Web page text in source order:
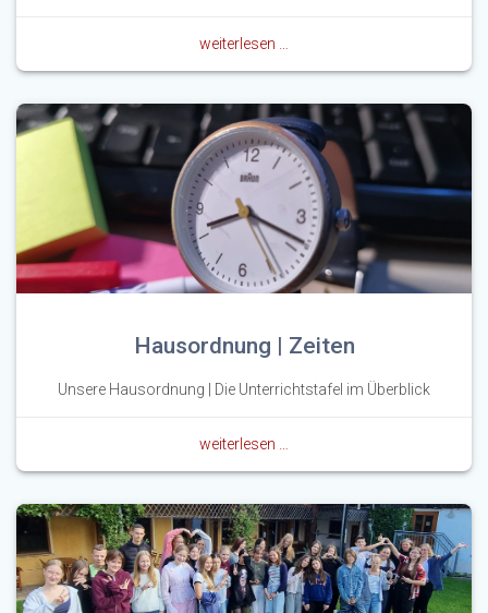
weiterlesen …
Hausordnung | Zeiten
Unsere Hausordnung | Die Unterrichtstafel im Überblick
weiterlesen …